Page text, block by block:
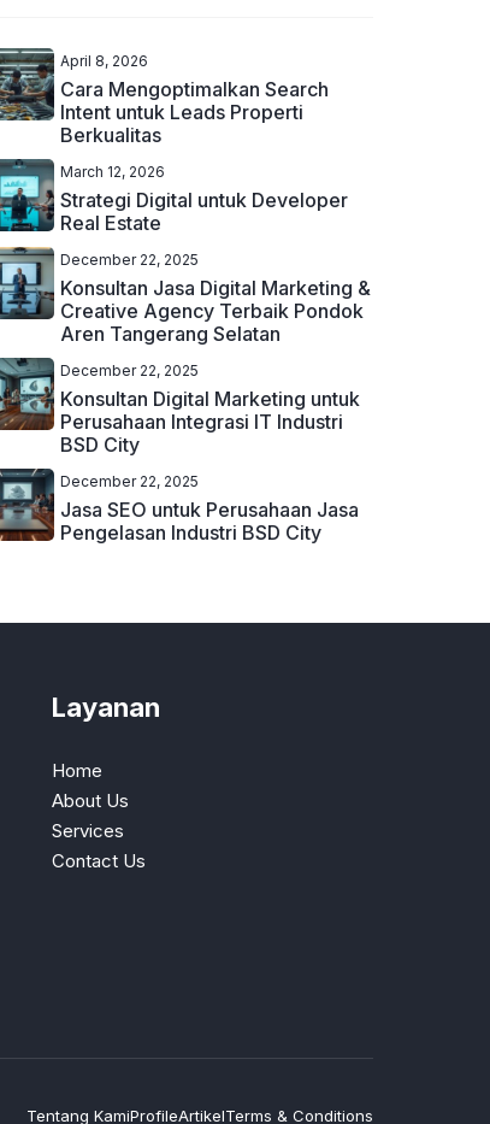
April 8, 2026
Cara Mengoptimalkan Search
Intent untuk Leads Properti
Berkualitas
March 12, 2026
Strategi Digital untuk Developer
Real Estate
December 22, 2025
Konsultan Jasa Digital Marketing &
Creative Agency Terbaik Pondok
Aren Tangerang Selatan
December 22, 2025
Konsultan Digital Marketing untuk
Perusahaan Integrasi IT Industri
BSD City
December 22, 2025
Jasa SEO untuk Perusahaan Jasa
Pengelasan Industri BSD City
Layanan
Home
About Us
Services
Contact Us
Tentang KamiProfileArtikelTerms & Conditions